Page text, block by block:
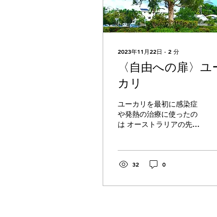
2023年11月22日 ∙ 2 分
〈自由への扉〉ユ
カリ
ユーカリを最初に感染症
や発熱の治療に使ったの
は オーストラリアの先住
りますが、 主に呼吸器系
くれると共に 粘膜の炎症
32 0